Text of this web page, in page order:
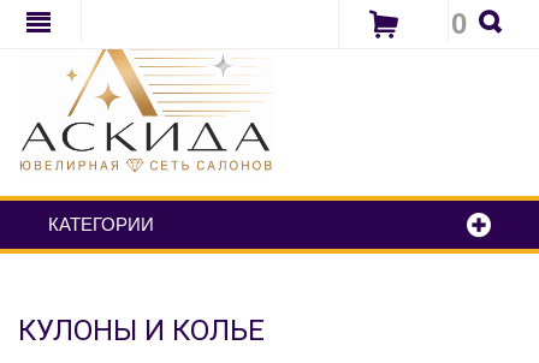
0
КАТЕГОРИИ
КУЛОНЫ И КОЛЬЕ